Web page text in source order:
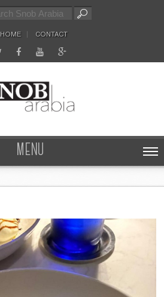
HOME CONTACT
MENU